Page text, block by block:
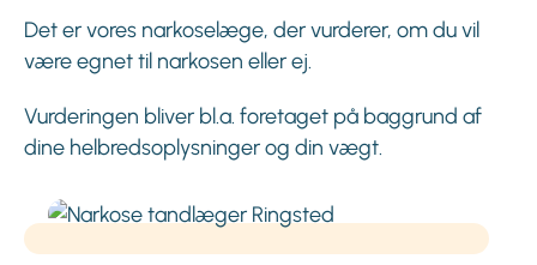
Det er vores narkoselæge, der vurderer, om du vil
være egnet til narkosen eller ej.
Vurderingen bliver bl.a. foretaget på baggrund af
dine helbredsoplysninger og din vægt.